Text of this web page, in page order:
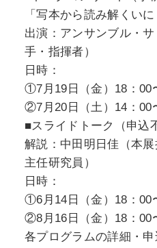
「写本から読み解くいに
出演：アンサンブル・
手・指揮者）
日時：
①7月19日（金）18：00
②7月20日（土）14：00
■スライドトーク（申込
解説：中田明日佳（本
主任研究員）
日時：
①6月14日（金）18：00
②8月16日（金）18：00
各プログラムの詳細・